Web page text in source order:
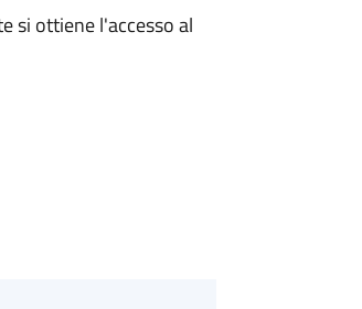
si ottiene l'accesso al